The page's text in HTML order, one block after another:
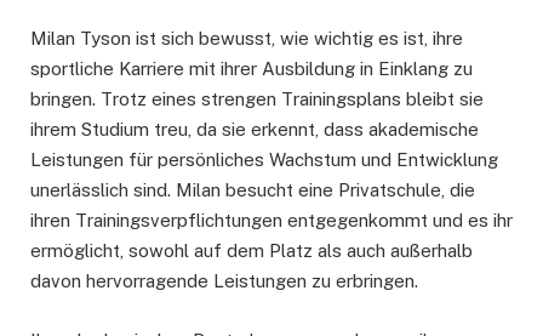
Milan Tyson ist sich bewusst, wie wichtig es ist, ihre
sportliche Karriere mit ihrer Ausbildung in Einklang zu
bringen. Trotz eines strengen Trainingsplans bleibt sie
ihrem Studium treu, da sie erkennt, dass akademische
Leistungen für persönliches Wachstum und Entwicklung
unerlässlich sind. Milan besucht eine Privatschule, die
ihren Trainingsverpflichtungen entgegenkommt und es ihr
ermöglicht, sowohl auf dem Platz als auch außerhalb
davon hervorragende Leistungen zu erbringen.